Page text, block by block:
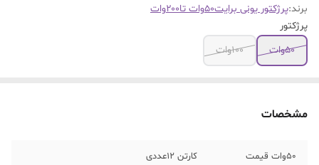
برند:پرژکتور یونی برایت۵۰وات تا۲۰۰وات
پرژکتور
50وات
100وات
مشخصات
50وات قیمت
کارتن 12عددی